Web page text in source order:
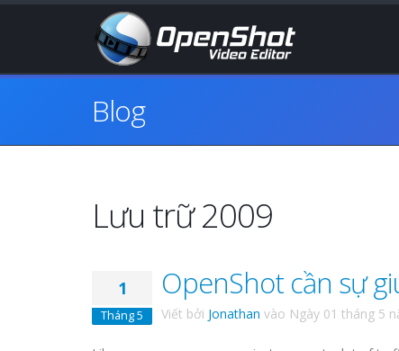
Blog
Lưu trữ 2009
1
Tháng 5
OpenShot cần sự
Viết bởi Jonathan vào Ngày 01 tháng 5